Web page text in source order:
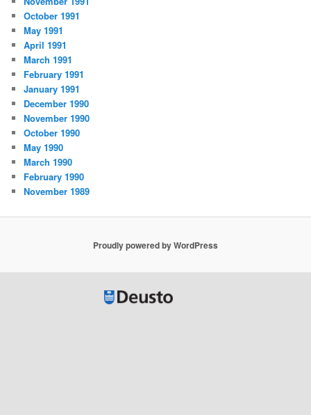
October 1991
May 1991
April 1991
March 1991
February 1991
January 1991
December 1990
November 1990
October 1990
May 1990
March 1990
February 1990
November 1989
Proudly powered by WordPress